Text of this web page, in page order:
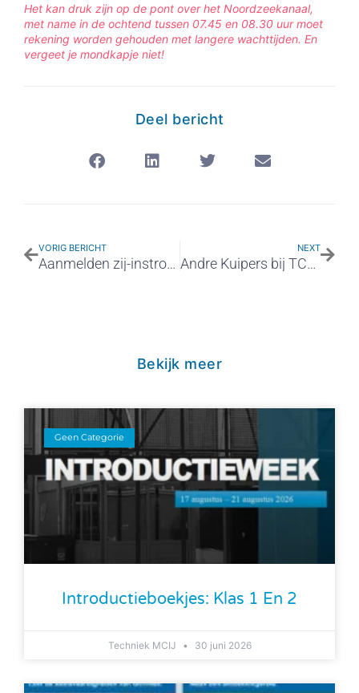
Het kan druk zijn op de pont over het Noordzeekanaal,
met name in de ochtend tussen 07.45 en 08.30 uur moet
rekening worden gehouden met langere wachttijden. En
vergeet je mondkapje niet!
Deel bericht
VORIG BERICHT
Aanmelden zij-instroom
NEXT
Andre Kuipers bij TCV/MCIJ
Bekijk meer
Geen Categorie
Introductieboekjes: Klas 1 En 2
Techniek MCIJ 30 juni 2026